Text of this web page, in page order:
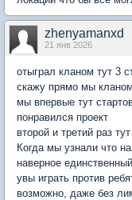
zhenyamanxd
21 янв 2026
отыграл кланом тут 3
скажу прямо мы
мы впервые тут
понравился проект
второй и третий раз
Когда мы узнали что
наверное
увы играть против
возможно, даже без